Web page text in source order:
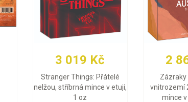
3 019 Kč
Stranger Things: Přátelé
nelžou, stříbrná mince v etuji,
1 oz
2
Zázraky
vnitrozemí
mince